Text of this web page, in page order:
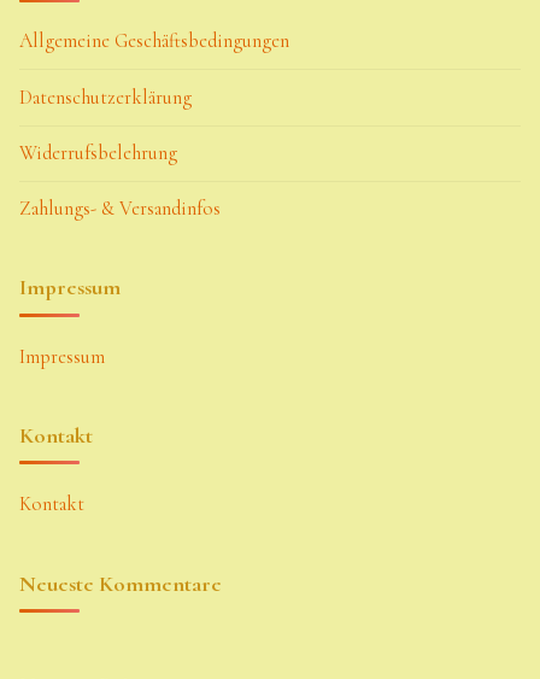
Allgemeine Geschäftsbedingungen
Datenschutzerklärung
Widerrufsbelehrung
Zahlungs- & Versandinfos
Impressum
Impressum
Kontakt
Kontakt
Neueste Kommentare